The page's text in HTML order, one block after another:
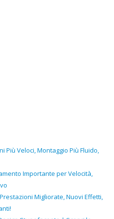
Più Veloci, Montaggio Più Fluido,
Importante per Velocità,
Migliorate, Nuovi Effetti,